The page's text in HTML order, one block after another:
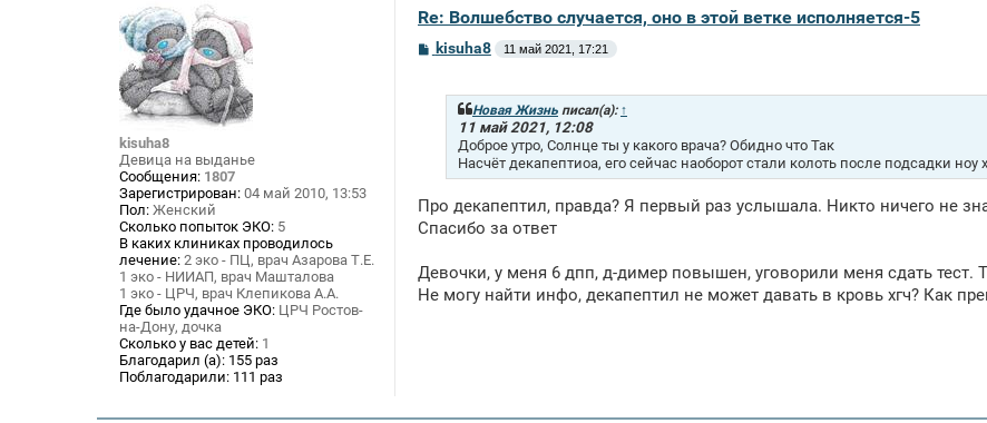
kisuha8
Девица на выданье
Сообщения: 1807
Зарегистрирован: 04 май 2010, 13:53
Пол: Женский
Сколько попыток ЭКО: 5
В каких клиниках проводилось
лечение: 2 эко - ПЦ, врач Азарова Т.Е.
1 эко - НИИАП, врач Машталова
1 эко - ЦРЧ, врач Клепикова А.А.
Где было удачное ЭКО: ЦРЧ Ростов-
на-Дону, дочка
Сколько у вас детей: 1
Благодарил (а): 155 раз
Поблагодарили: 111 раз
Re: Волшебство случается, оно в этой ветке исполняется-5
Сkisuha8 11 май 2021, 17:21
Новая Жизнь писал(а): ↑
11 май 2021, 12:08
Доброе утро, Солнце ты у какого врача? Обидно что Так
Насчёт декапептиоа, его сейчас наоборот стали колоть после подсадки ноу
Про декапептил, правда? Я первый раз услышала. Никто ничего не
Спасибо за ответ
Девочки, у меня 6 дпп, д-димер повышен, уговорили меня сдать тест.
Не могу найти инфо, декапептил не может давать в кровь хгч? Как